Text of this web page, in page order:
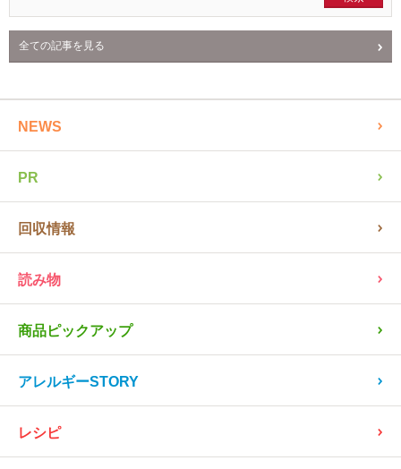
NEWS
PR
回収情報
読み物
商品ピックアップ
アレルギーSTORY
レシピ